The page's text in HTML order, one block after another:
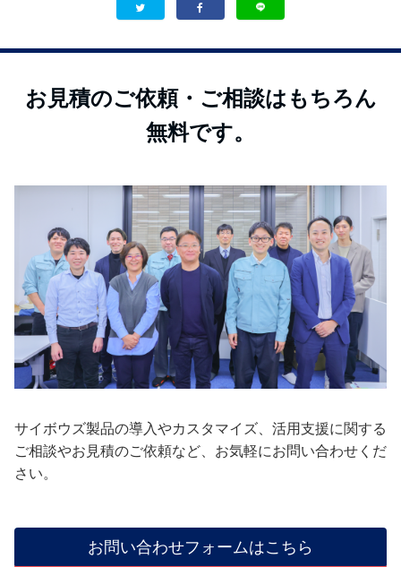
お見積のご依頼・ご相談はもちろん
無料です。
サイボウズ製品の導入やカスタマイズ、活用支援に関する
ご相談やお見積のご依頼など、お気軽にお問い合わせくだ
さい。
お問い合わせフォームはこちら